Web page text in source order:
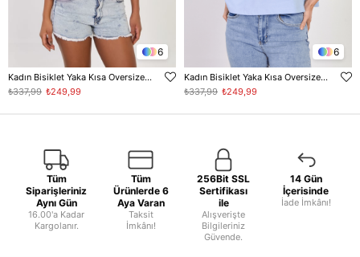
6
Kadın Bisiklet Yaka Kısa Oversize T-Shirt - Toz Pembe
₺249,99
₺337,99
6
Kadın Bisiklet Yaka Kısa Oversize T-Shirt - Bebe Mavi
₺249,99
₺337,99
Tüm
Siparişleriniz
Aynı Gün
16.00'a Kadar
Kargolanır.
Tüm
Ürünlerde 6
Aya Varan
Taksit
İmkânı!
256Bit SSL
Sertifikası
ile
Alışverişte
Bilgileriniz
Güvende.
14 Gün
İçerisinde
İade İmkânı!